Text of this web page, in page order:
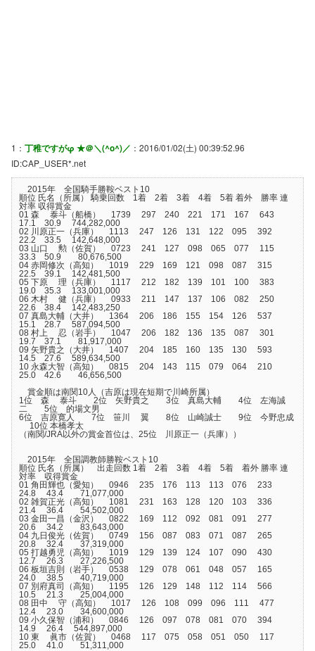
1： 丁稚ですがφ ★＠＼(^o^)／ ：2016/01/02(土) 00:39:52.96
ID:CAP_USER*.net
2015年 全国騎手勝鞍ベスト10
順位 氏名（所属） 騎乗回数 1着 2着 3着 4着 5着 着外 勝率 連
対率 収得賞金
01 森 泰斗（船橋） 1739 297 240 221 171 167 643
17.1 30.9 744,282,000
02 川原正一（兵庫） 1113 247 126 131 122 095 392
22.2 33.5 142,648,000
03 山口 勲（佐賀） 0723 241 127 098 065 077 115
33.3 50.9 80,676,500
04 赤岡修次（高知） 1019 229 169 121 098 087 315
22.5 39.1 142,481,500
05 下原 理（兵庫） 1117 212 182 139 101 100 383
19.0 35.3 133,001,000
06 木村 健（兵庫） 0933 211 147 137 106 082 250
22.6 38.4 142,483,250
07 真島大輔（大井） 1364 206 186 155 154 126 537
15.1 28.7 587,094,500
08 村上 忍（岩手） 1047 206 182 136 135 087 301
19.7 37.1 81,917,000
09 矢野貴之（大井） 1407 204 185 160 135 130 593
14.5 27.6 589,634,500
10 永森大智（高知） 0815 204 143 115 079 064 210
25.0 42.6 46,656,500
賞金順は南関10人（吉原は現在短期で川崎所属）
1位 森 泰斗 2位 矢野貴之 3位 真島大輔 4位 左海誠
二 5位 的場文男
6位 吉原寛人 7位 笹川 翼 8位 山崎誠士 9位 今野忠成
10位 本橋孝太
（南関/JRA以外の賞金首位は、25位 川原正一（兵庫））
2015年 全国調教師勝鞍ベスト10
順位 氏名（所属） 出走回数 1着 2着 3着 4着 5着 着外 勝率 連
対率 収得賞金
01 角田輝也（愛知） 0946 235 176 113 113 076 233
24.8 43.4 71,077,000
02 雑賀正光（高知） 1081 231 163 128 120 103 336
21.4 36.4 54,502,000
03 金田一昌（金沢） 0822 169 112 092 081 091 277
20.6 34.2 83,643,000
04 九日俊光（佐賀） 0749 156 087 083 071 087 265
20.8 32.4 37,319,000
05 打越勇児（高知） 1019 129 139 124 107 090 430
12.7 26.3 27,226,500
06 板垣吉則（岩手） 0538 129 078 061 048 057 165
24.0 38.5 40,719,000
07 別府真司（高知） 1195 126 129 148 112 114 566
10.5 21.3 25,004,000
08 田中 守（高知） 1017 126 108 099 096 111 477
12.4 23.0 34,600,000
09 小久保智（浦和） 0846 126 097 078 081 070 394
14.9 26.4 544,897,000
10 東 眞市（佐賀） 0468 117 075 058 051 050 117
25.0 41.0 51,311,000